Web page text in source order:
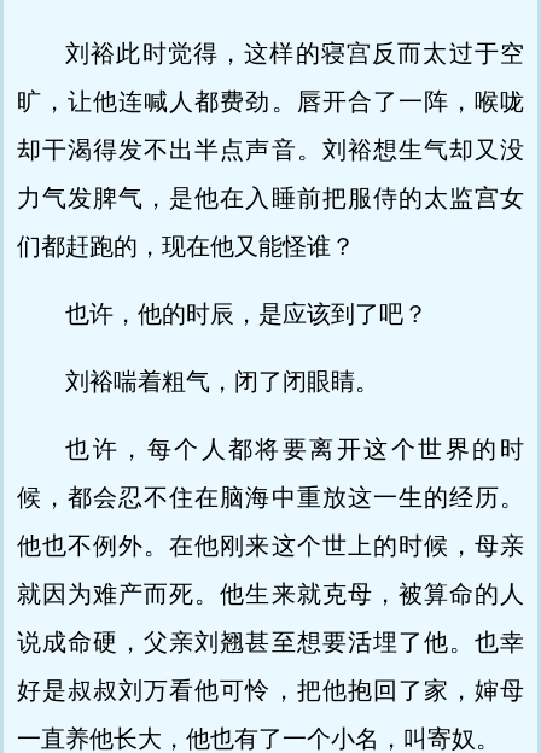
刘裕此时觉得，这样的寝宫反而太过于空
旷，让他连喊人都费劲。唇开合了一阵，喉咙
却干渴得发不出半点声音。刘裕想生气却又没
力气发脾气，是他在入睡前把服侍的太监宫女
们都赶跑的，现在他又能怪谁？
也许，他的时辰，是应该到了吧？
刘裕喘着粗气，闭了闭眼睛。
也许，每个人都将要离开这个世界的时
候，都会忍不住在脑海中重放这一生的经历。
他也不例外。在他刚来这个世上的时候，母亲
就因为难产而死。他生来就克母，被算命的人
说成命硬，父亲刘翘甚至想要活埋了他。也幸
好是叔叔刘万看他可怜，把他抱回了家，婶母
一直养他长大，他也有了一个小名，叫寄奴。